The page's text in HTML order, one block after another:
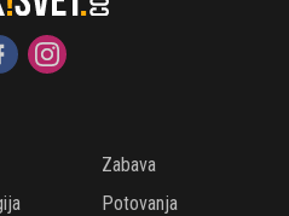
Zabava
Potovanja